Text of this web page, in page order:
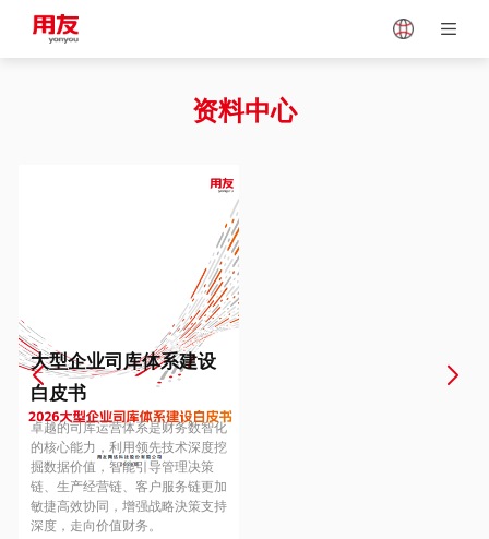
Vietnam
Europe
Hungary
Hong Kong
资料中心
大型企业司库体系建设
白皮书
卓越的司库运营体系是财务数智化
的核心能力，利用领先技术深度挖
掘数据价值，智能引导管理决策
链、生产经营链、客户服务链更加
敏捷高效协同，增强战略決策支持
深度，走向价值财务。